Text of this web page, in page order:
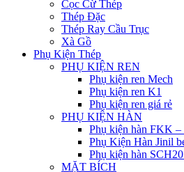
Cọc Cừ Thép
Thép Đặc
Thép Ray Cầu Trục
Xà Gồ
Phụ Kiện Thép
PHỤ KIỆN REN
Phụ kiện ren Mech
Phụ kiện ren K1
Phụ kiện ren giá rẻ
PHỤ KIỆN HÀN
Phụ kiện hàn FKK –
Phụ Kiện Hàn Jinil
Phụ kiện hàn
MẶT BÍCH